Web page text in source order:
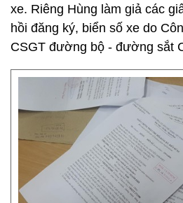
xe. Riêng Hùng làm giả các
hồi đăng ký, biển số xe do
CSGT đường bộ - đường sắt